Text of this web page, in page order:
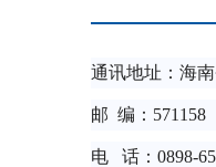
通讯地址：海
邮 编：571158
电 话： 0898-